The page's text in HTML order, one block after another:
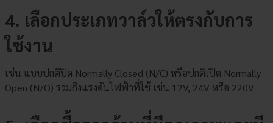
4. เลือกประเภทวาล์วให้ตรงกับการ
ใช้งาน
เช่น แบบปกติปิด Normally Closed (N/C) หรือปกติเปิด Normally
Open (N/O) รวมถึงแรงดันไฟฟ้าที่ใช้ เช่น 12V, 24V หรือ 220V